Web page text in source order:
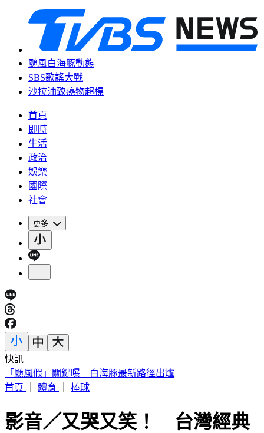
颱風白海豚動態
SBS歌謠大戰
沙拉油致癌物超標
首頁
即時
生活
政治
娛樂
國際
社會
更多
快訊
白海豚雨彈來了！「颱風假」關鍵曝 氣象署揭最新路徑
首頁
體育 棒球
影音／又哭又笑！ 台灣經典